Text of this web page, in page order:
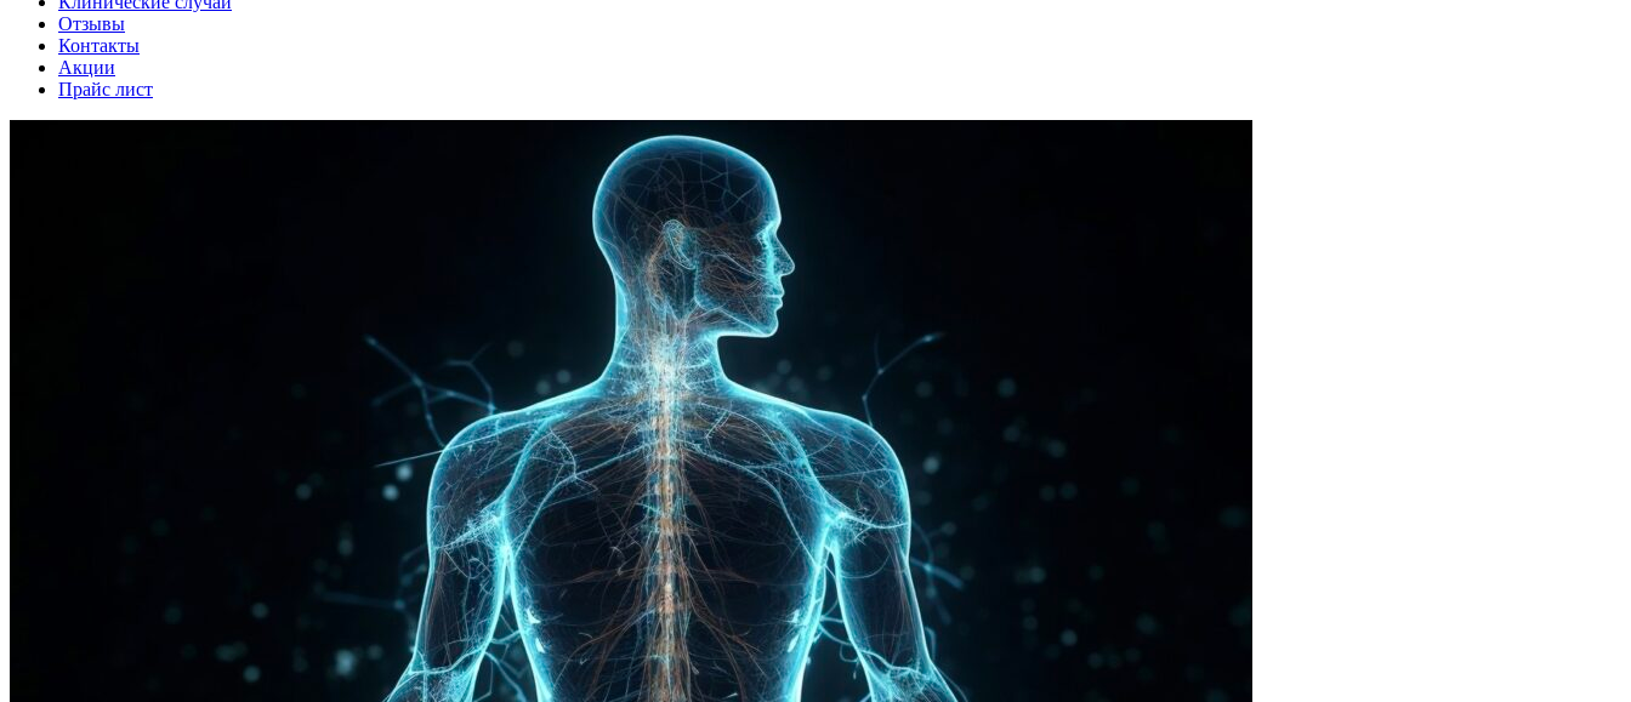
Отзывы
Контакты
Акции
Прайс лист